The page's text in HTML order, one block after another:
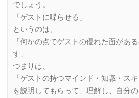
でしょう。
「ゲストに喋らせる」
というのは、
「何かの点でゲストの優れた面があ
す」
つまりは、
「ゲストの持つマインド・知識・ス
を説明してもらって、理解し、自分